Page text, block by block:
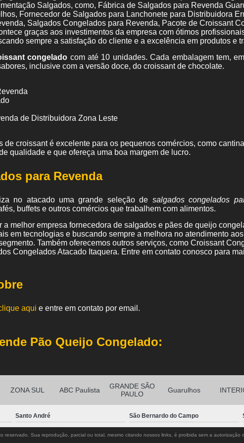
Salgados, como, Fábrica de Salgados para Revenda
Fornecedor de Salgados para Lanchonete para Distribuidora
Salgados Congelados para Revenda, Pacote de Croissant
graças aos investimentos da empresa com ótimos
sempre a satisfação do cliente e a excelência em produtos e
congelado com até 10 unidades. Cada embalagem tem,
inclusive com a versão doce, do croissant de chocolate.
de Distribuidora Zona Leste
de croissant é excelente para os pequenos comércios, como
qualidade e que ofereça uma boa margem de lucro.
para Revenda
no atacado uma grande seleção de salgados congelados
buffets e outros comércios que trabalhem com alimentos.
a melhor empresa fornecedora de salgados e pães de queijo
em tecnologias e buscando sempre a melhora no atendimento
Também oferecemos outros serviços, como Croissant
Congelados Atacado Itaquera. Entre em contato conosco para
aqui e entre em contato por email.
Pão Queijo Congelado:
ZONA SUL ABC Paulista
GRANDE SÃO
PAULO
Guarulhos
Santo André São Bernardo do Campo
reservado. Sua reprodução, parcial ou total, mesmo citando nossos links, é proibida sem a